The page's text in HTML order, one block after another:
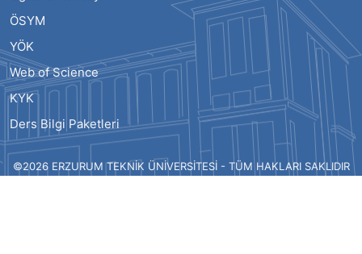
ÖSYM
YÖK
Web of Science
KYK
Ders Bilgi Paketleri
©2026 ERZURUM TEKNİK ÜNİVERSİTESİ - TÜM HAKLARI SAKLIDIR